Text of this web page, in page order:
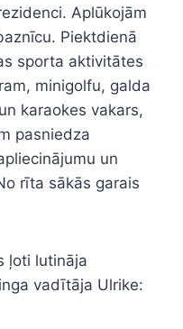
Aplūkojām
Piektdienā
sporta aktivitātes
minigolfu, galda
karaokes vakars,
pasniedza
un
rīta sākās garais
ļoti lutināja
vadītāja Ulrike: